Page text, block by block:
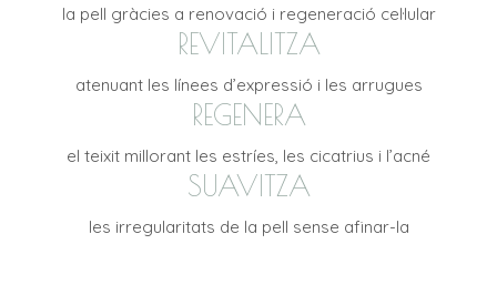
la pell gràcies a renovació i regeneració cel·lular
REVITALITZA
atenuant les línees d’expressió i les arrugues
REGENERA
el teixit millorant les estríes, les cicatrius i l’acné
SUAVITZA
les irregularitats de la pell sense afinar-la